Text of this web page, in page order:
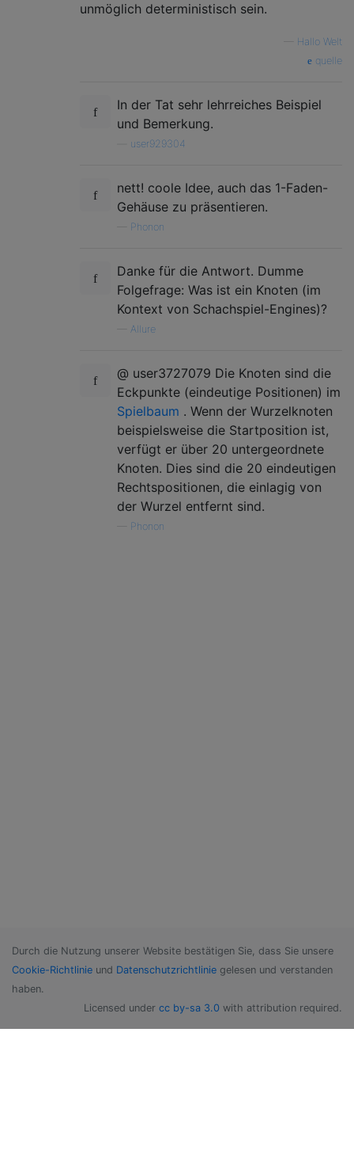
unmöglich deterministisch sein.
Hallo Welt
quelle
In der Tat sehr lehrreiches Beispiel
und Bemerkung.
user929304
nett! coole Idee, auch das 1-Faden-
Gehäuse zu präsentieren.
Phonon
Danke für die Antwort. Dumme
Folgefrage: Was ist ein Knoten (im
Kontext von Schachspiel-Engines)?
Allure
@ user3727079 Die Knoten sind die
Eckpunkte (eindeutige Positionen) im
Spielbaum . Wenn der Wurzelknoten
beispielsweise die Startposition ist,
verfügt er über 20 untergeordnete
Knoten. Dies sind die 20 eindeutigen
Rechtspositionen, die einlagig von
der Wurzel entfernt sind.
Phonon
Durch die Nutzung unserer Website bestätigen Sie, dass Sie unsere
Cookie-Richtlinie und Datenschutzrichtlinie gelesen und verstanden
haben.
Licensed under cc by-sa 3.0 with attribution required.